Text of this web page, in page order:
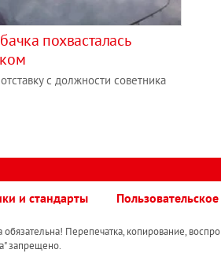
похвасталась
с должности советника
и стандарты
Перепечатка, копирование,
запрещено.